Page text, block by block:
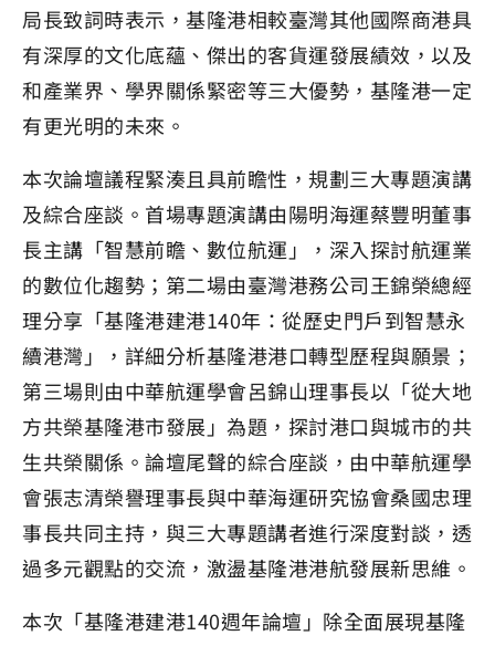
局長致詞時表示，基隆港相較臺灣其他國際商港具
有深厚的文化底蘊、傑出的客貨運發展績效，以及
和產業界、學界關係緊密等三大優勢，基隆港一定
有更光明的未來。
本次論壇議程緊湊且具前瞻性，規劃三大專題演講
及綜合座談。首場專題演講由陽明海運蔡豐明董事
長主講「智慧前瞻、數位航運」，深入探討航運業
的數位化趨勢；第二場由臺灣港務公司王錦榮總經
理分享「基隆港建港140年：從歷史門戶到智慧永
續港灣」，詳細分析基隆港港口轉型歷程與願景；
第三場則由中華航運學會呂錦山理事長以「從大地
方共榮基隆港市發展」為題，探討港口與城市的共
生共榮關係。論壇尾聲的綜合座談，由中華航運學
會張志清榮譽理事長與中華海運研究協會桑國忠理
事長共同主持，與三大專題講者進行深度對談，透
過多元觀點的交流，激盪基隆港港航發展新思維。
本次「基隆港建港140週年論壇」除全面展現基隆